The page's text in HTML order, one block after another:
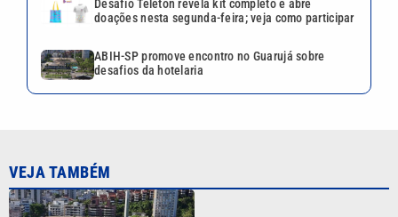
Desafio Teleton revela kit completo e abre
doações nesta segunda-feira; veja como participar
ABIH-SP promove encontro no Guarujá sobre
desafios da hotelaria
VEJA TAMBÉM